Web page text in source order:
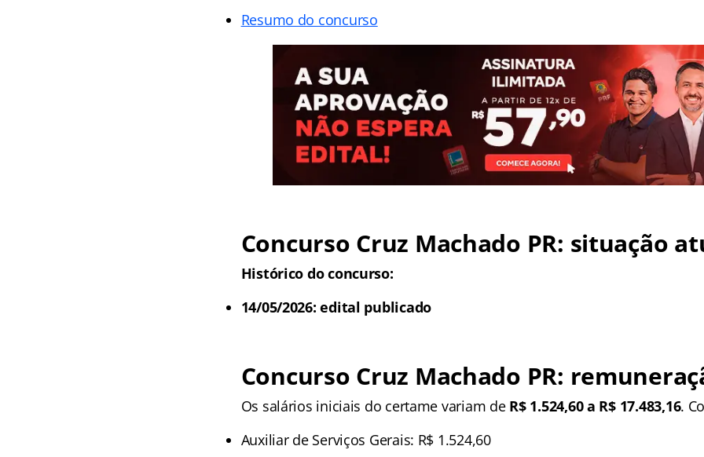
Resumo do concurso
Concurso Cruz Machado PR: situação
Histórico do concurso:
14/05/2026: edital publicado
Concurso Cruz Machado PR:
Os salários iniciais do certame variam de R$ 1.524,60 a R$ 17.483,16.
Auxiliar de Serviços Gerais: R$ 1.524,60